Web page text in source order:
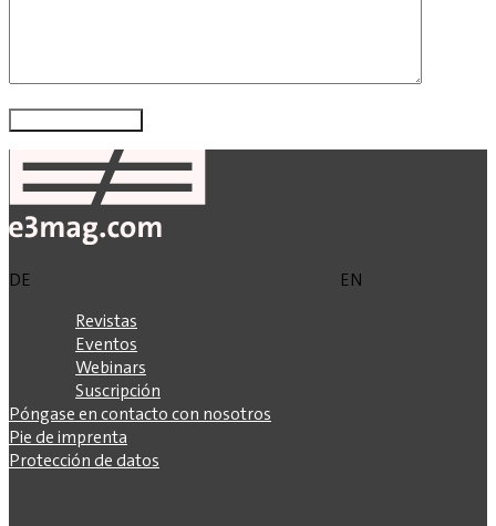
DE
EN
Revistas
Eventos
Webinars
Suscripción
Póngase en contacto con nosotros
Pie de imprenta
Protección de datos